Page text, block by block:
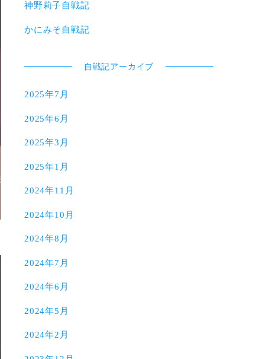
神野莉子自戦記
かにみそ自戦記
自戦記アーカイブ
2025年7月
2025年6月
2025年3月
2025年1月
2024年11月
2024年10月
2024年8月
2024年7月
2024年6月
2024年5月
2024年2月